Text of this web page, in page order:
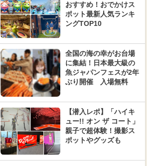
おすすめ！おでかけス
ポット最新人気ランキ
ングTOP10
全国の海の幸がお台場
に集結！日本最大級の
魚ジャパンフェスが2年
ぶり開催 入場無料
【潜入レポ】「ハイキ
ュー!! オン ザ コート」
親子で超体験！撮影ス
ポットやグッズも